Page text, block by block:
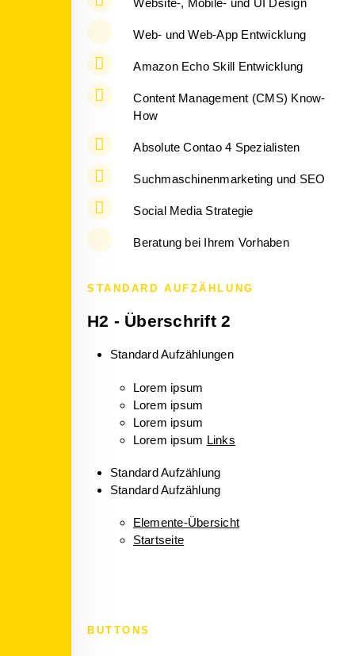
Website-, Mobile- und UI Design
Web- und Web-App Entwicklung
Amazon Echo Skill Entwicklung
Content Management (CMS) Know-
How
Absolute Contao 4 Spezialisten
Suchmaschinenmarketing und SEO
Social Media Strategie
Beratung bei Ihrem Vorhaben
STANDARD AUFZÄHLUNG
H2 - Überschrift 2
Standard Aufzählungen
Lorem ipsum
Lorem ipsum
Lorem ipsum
Lorem ipsum Links
Standard Aufzählung
Standard Aufzählung
Elemente-Übersicht
Startseite
BUTTONS